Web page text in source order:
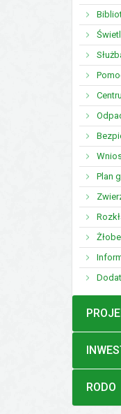
Plan
MENU
MENU
MENU
RODO